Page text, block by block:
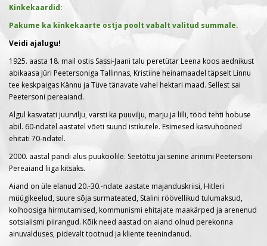
Kinkekaardid:
Pakume ka kinkekaarte ostja poolt vabalt valitud summale.
Veidi ajalugu!
1925. aasta 18. mail ostis Sassi-Jaani talu peretütar Leena koos aednikust
abikaasa Jüri Peetersoniga Tallinnas, Kristiine heinamaadel täpselt Linnu
tee keskpaigas Kännu ja Tüve tänavate vahel hektari maad. Sellest sai
Peetersoni pereaiand.
Algul kasvatati juurvilju, varsti ka puuvilju, marju ja lilli, tööd tehti hobuse
abil. 60-ndatel aastatel võeti suund istikutele. Esimesed kasvuhooned
ehitati 70-ndatel.
2000. aastal pandi alus puukoolile. Seetõttu jäi senine ärinimi Peetersoni
Pereaiand liiga kitsaks.
Aiand on üle elanud 20.-30.-ndate aastate majanduskriisi, Hitleri
müügikeelud, suure sõja surmateated, Stalini röövellikud tulumaksud,
kolhoosiga hirmutamised, kommunismi ehitajate maakärped ja arenenud
sotsialismi piirangud. Kõik need aastad on aiand olnud perekonna
ainuvalduses, pidevalt tootnud ja kliente teenindanud.